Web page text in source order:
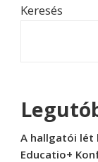
Keresés
A hallgatói lét
Educatio+